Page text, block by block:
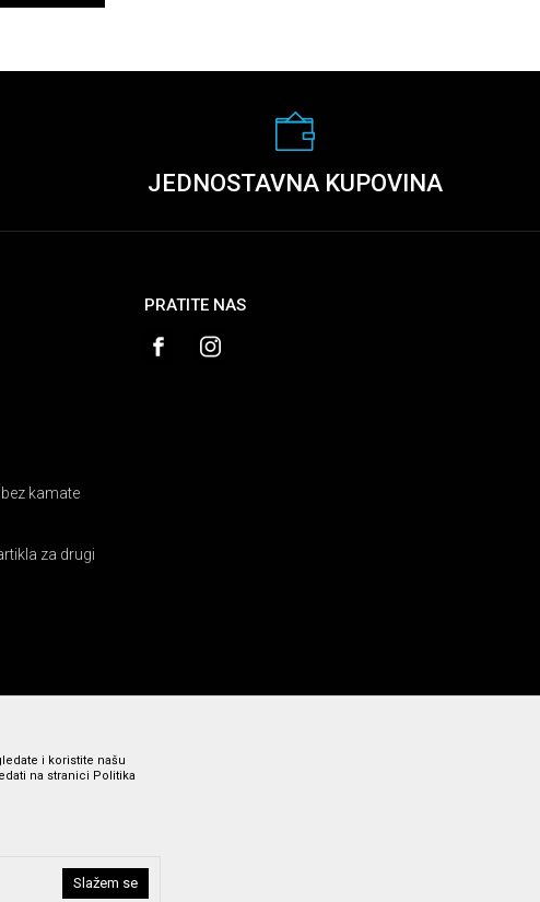
JEDNOSTAVNA KUPOVINA
kamate
za drugi
PRATITE NAS
na broj 011 369 4000.
i koristite našu
na stranici Politika
Slažem se